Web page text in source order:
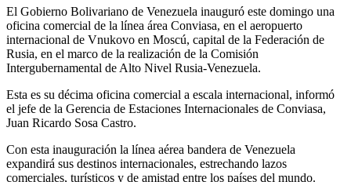
El Gobierno Bolivariano de Venezuela inauguró este domingo una
oficina comercial de la línea área Conviasa, en el aeropuerto
internacional de Vnukovo en Moscú, capital de la Federación de
Rusia, en el marco de la realización de la Comisión
Intergubernamental de Alto Nivel Rusia-Venezuela.
Esta es su décima oficina comercial a escala internacional, informó
el jefe de la Gerencia de Estaciones Internacionales de Conviasa,
Juan Ricardo Sosa Castro.
Con esta inauguración la línea aérea bandera de Venezuela
expandirá sus destinos internacionales, estrechando lazos
comerciales, turísticos y de amistad entre los países del mundo.